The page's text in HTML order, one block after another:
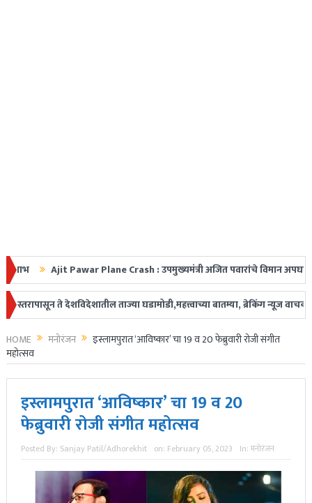
Pawar Plane Crash : उपमुख्यमंत्री अजित पवारांचे विमान अपघातात निधन,
ताज्या घडामोडी,महत्त्वाच्या बातम्या, ब्रेकिंग न्यूज वाचकांपर्यंत
HOME मनोरंजन
इस्लामपुरात ‘आविष्कार’ चा 19 व 20 फेब्रुवारी रोजी संगीत
महोत्सव
इस्लामपुरात ‘आविष्कार’ चा 19 व 20
फेब्रुवारी रोजी संगीत महोत्सव
Posted By: Sanjay Patil/Adhorekhit on: February 05, 2023 In: मनोरंजन